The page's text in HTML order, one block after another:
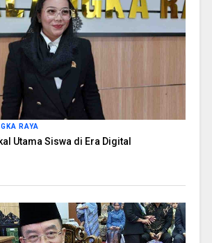
RAYA
Utama Siswa di Era Digital